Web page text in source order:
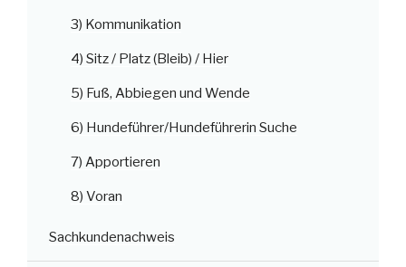
3) Kommunikation
4) Sitz / Platz (Bleib) / Hier
5) Fuß, Abbiegen und Wende
6) Hundeführer/Hundeführerin Suche
7) Apportieren
8) Voran
Sachkundenachweis